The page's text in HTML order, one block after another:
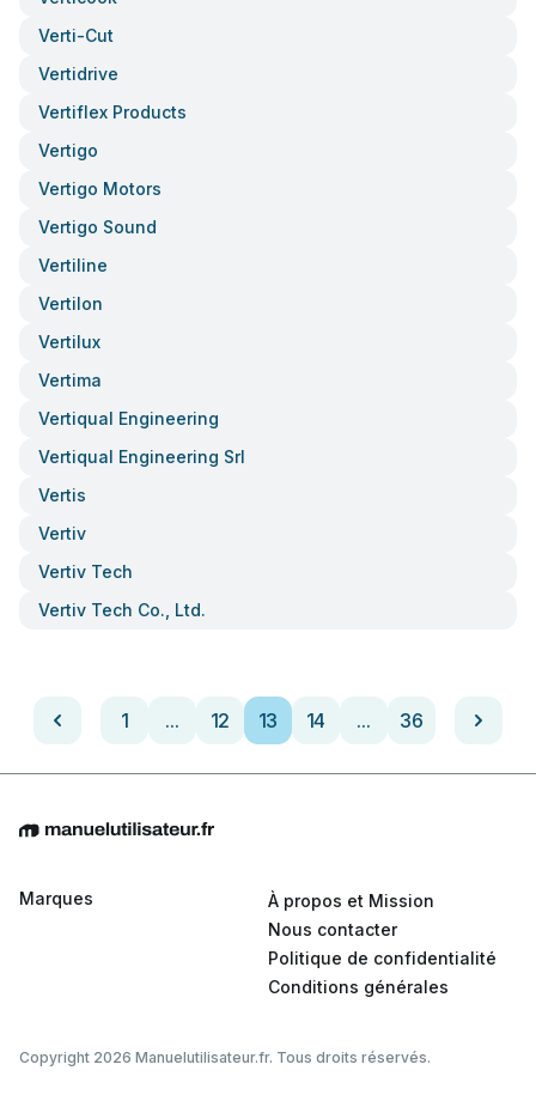
Verti-Cut
Vertidrive
Vertiflex Products
Vertigo
Vertigo Motors
Vertigo Sound
Vertiline
Vertilon
Vertilux
Vertima
Vertiqual Engineering
Vertiqual Engineering Srl
Vertis
Vertiv
Vertiv Tech
Vertiv Tech Co., Ltd.
1 ... 12 13 14 ... 36
Marques
À propos et Mission
Nous contacter
Politique de confidentialité
Conditions générales
Copyright 2026 Manuelutilisateur.fr. Tous droits réservés.